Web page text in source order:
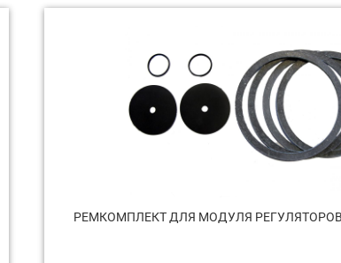
РЕМКОМПЛЕКТ ДЛЯ МОДУЛЯ